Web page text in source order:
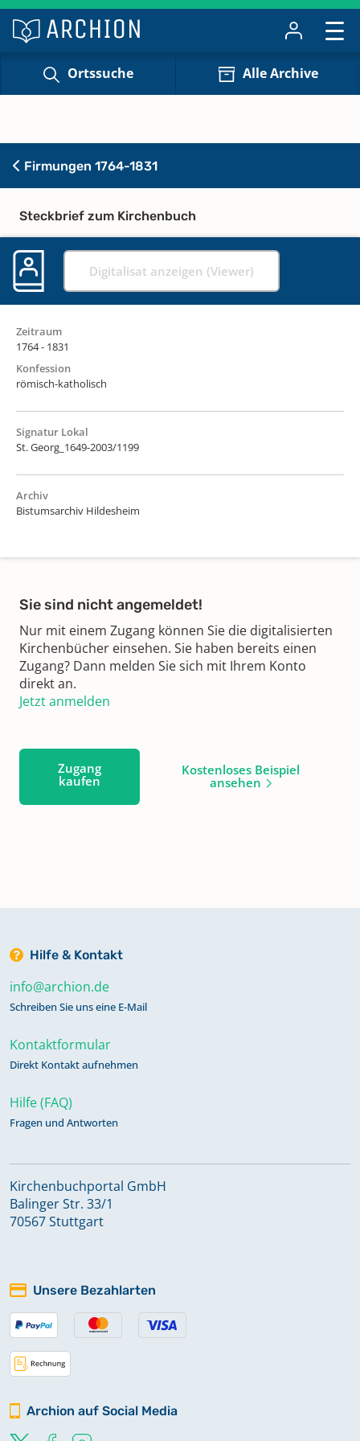
Ortssuche Alle Archive
Firmungen 1764-1831
Steckbrief zum Kirchenbuch
Digitalisat anzeigen (Viewer)
Zeitraum
1764 - 1831
Konfession
römisch-katholisch
Signatur Lokal
St. Georg_1649-2003/1199
Archiv
Bistumsarchiv Hildesheim
Sie sind nicht angemeldet!
Nur mit einem Zugang können Sie die digitalisierten
Kirchenbücher einsehen. Sie haben bereits einen
Zugang? Dann melden Sie sich mit Ihrem Konto
direkt an.
Jetzt anmelden
Zugang
kaufen
Kostenloses Beispiel
ansehen
Hilfe & Kontakt
info@archion.de
Schreiben Sie uns eine E-Mail
Kontaktformular
Direkt Kontakt aufnehmen
Hilfe (FAQ)
Fragen und Antworten
Kirchenbuchportal GmbH
Balinger Str. 33/1
70567 Stuttgart
Unsere Bezahlarten
Archion auf Social Media